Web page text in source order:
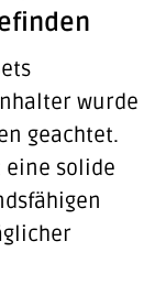
wurde
geachtet.
eine solide